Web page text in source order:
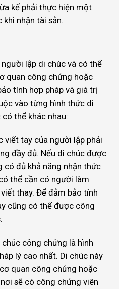
kế phải thực hiện một
nhận tài sản.
lập di chúc và có thể
quan công chứng hoặc
tính hợp pháp và giá trị
vào từng hình thức di
thể khác nhau:
viết tay của người lập phải
đầy đủ. Nếu di chúc được
đủ khả năng nhận thức
thể cần có người làm
thay. Để đảm bảo tính
cũng có thể được công
chúc công chứng là hình
lý cao nhất. Di chúc này
quan công chứng hoặc
sẽ có công chứng viên